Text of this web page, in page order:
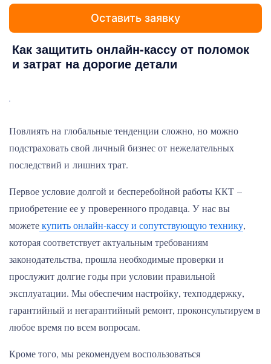
Оставить заявку
Как защитить онлайн-кассу от поломок
и затрат на дорогие детали
Повлиять на глобальные тенденции сложно, но можно
подстраховать свой личный бизнес от нежелательных
последствий и лишних трат.
Первое условие долгой и бесперебойной работы ККТ –
приобретение ее у проверенного продавца. У нас вы
можетекупить онлайн-кассу и сопутствующую технику,
которая соответствует актуальным требованиям
законодательства, прошла необходимые проверки и
прослужит долгие годы при условии правильной
эксплуатации. Мы обеспечим настройку, техподдержку,
гарантийный и негарантийный ремонт, проконсультируем в
любое время по всем вопросам.
Кроме того, мы рекомендуем воспользоваться